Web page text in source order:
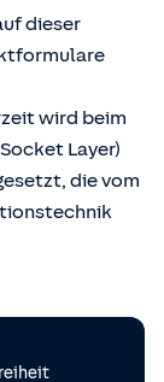
dieser
wird beim
Layer)
die vom